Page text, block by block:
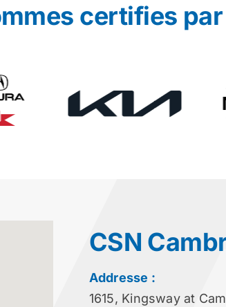
certifies
CSN
Addresse :
1615, Kingsway at